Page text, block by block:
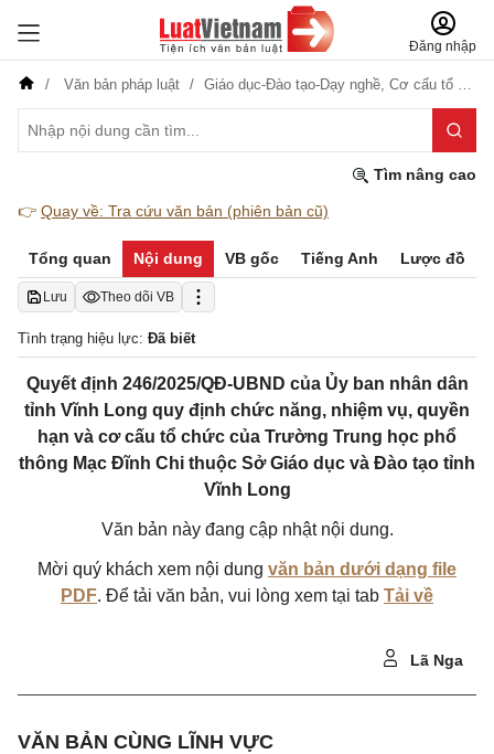
Đăng nhập
Văn bản pháp luật Giáo dục-Đào tạo-Dạy nghề, Cơ cấu tổ chức
Tìm nâng cao
👉 Quay về: Tra cứu văn bản (phiên bản cũ)
Tổng quan Nội dung VB gốc Tiếng Anh Lược đồ
Lưu Theo dõi VB
Tình trạng hiệu lực: Đã biết
Quyết định 246/2025/QĐ-UBND của Ủy ban nhân dân
tỉnh Vĩnh Long quy định chức năng, nhiệm vụ, quyền
hạn và cơ cấu tổ chức của Trường Trung học phổ
thông Mạc Đĩnh Chi thuộc Sở Giáo dục và Đào tạo tỉnh
Vĩnh Long
Văn bản này đang cập nhật nội dung.
Mời quý khách xem nội dung văn bản dưới dạng file
PDF. Để tải văn bản, vui lòng xem tại tab Tải về
Lã Nga
VĂN BẢN CÙNG LĨNH VỰC